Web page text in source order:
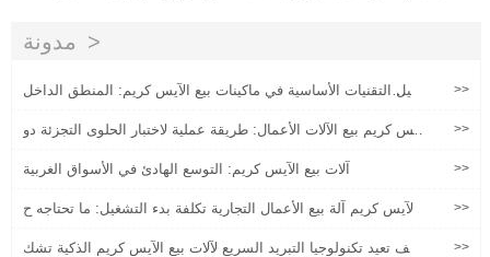
مدونة
تحليل التقنيات الأساسية في ماكينات بيع الآيس كريم: المنطق الداخل
>>
آيس كريم بيع الآلات الأعمال: طريقة عملية لاختبار الحلوى التجزئة دو
>>
آلات بيع الآيس كريم: التوسع الهادئ في الأسواق الغربية >>
الآيس كريم آلة بيع الأعمال التجارية تكلفة بدء التشغيل: ما تحتاجه ح
>>
كيف تعيد تكنولوجيا التبريد السريع لآلات بيع الآيس كريم الذكية تشك
>>